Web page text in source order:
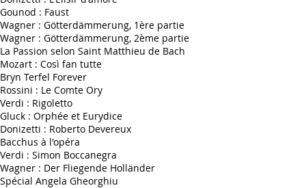
Gounod : Faust
Wagner : Götterdämmerung, 1ère partie
Wagner : Götterdämmerung, 2ème partie
La Passion selon Saint Matthieu de Bach
Mozart : Così fan tutte
Bryn Terfel Forever
Rossini : Le Comte Ory
Verdi : Rigoletto
Gluck : Orphée et Eurydice
Donizetti : Roberto Devereux
Bacchus à l'opéra
Verdi : Simon Boccanegra
Wagner : Der Fliegende Holländer
Spécial Angela Gheorghiu